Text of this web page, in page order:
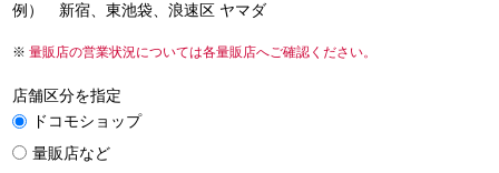
例） 新宿、東池袋、浪速区 ヤマダ
量販店の営業状況については各量販店へご確認ください。
店舗区分を指定
ドコモショップ
量販店など